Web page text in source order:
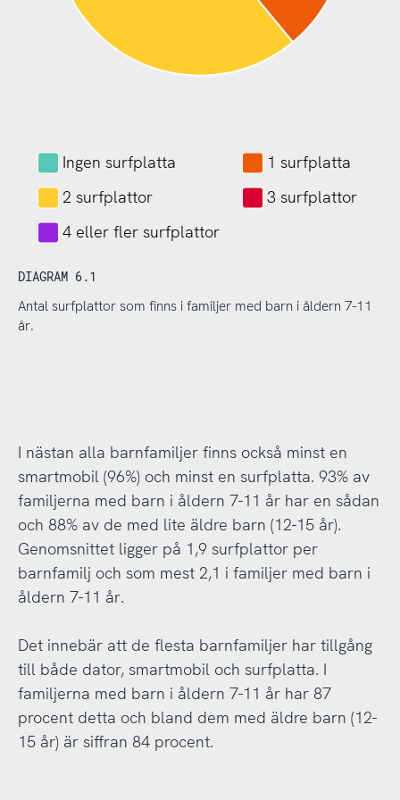
Ingen surfplatta
1 surfplatta
2 surfplattor
3 surfplattor
4 eller fler surfplattor
DIAGRAM 6.1
Antal surfplattor som finns i familjer med barn i åldern 7-11
år.
I nästan alla barnfamiljer finns också minst en
smartmobil (96%) och minst en surfplatta. 93% av
familjerna med barn i åldern 7-11 år har en sådan
och 88% av de med lite äldre barn (12-15 år).
Genomsnittet ligger på 1,9 surfplattor per
barnfamilj och som mest 2,1 i familjer med barn i
åldern 7-11 år.
Det innebär att de flesta barnfamiljer har tillgång
till både dator, smartmobil och surfplatta. I
familjerna med barn i åldern 7-11 år har 87
procent detta och bland dem med äldre barn (12-
15 år) är siffran 84 procent.